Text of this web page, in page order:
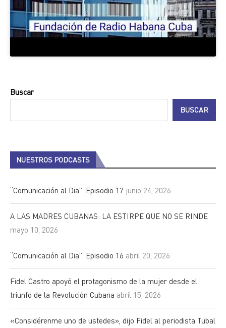
Buscar
BUSCAR
NUESTROS PODCASTS
“Comunicación al Dia”. Episodio 17 junio 24, 2026
A LAS MADRES CUBANAS: LA ESTIRPE QUE NO SE RINDE
mayo 10, 2026
“Comunicación al Dia”. Episodio 16 abril 20, 2026
Fidel Castro apoyó el protagonismo de la mujer desde el
triunfo de la Revolución Cubana abril 15, 2026
«Considérenme uno de ustedes», dijo Fidel al periodista Tubal